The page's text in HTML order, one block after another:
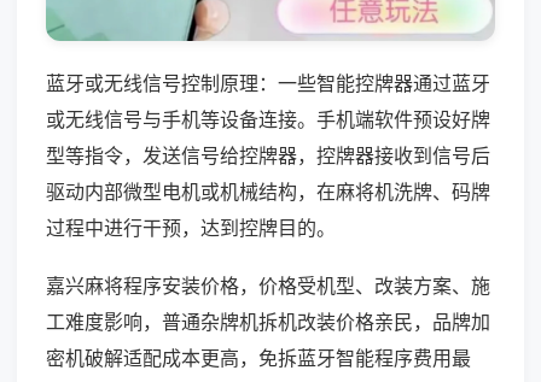
蓝牙或无线信号控制原理：一些智能控牌器通过蓝牙
或无线信号与手机等设备连接。手机端软件预设好牌
型等指令，发送信号给控牌器，控牌器接收到信号后
驱动内部微型电机或机械结构，在麻将机洗牌、码牌
过程中进行干预，达到控牌目的。
嘉兴麻将程序安装价格，价格受机型、改装方案、施
工难度影响，普通杂牌机拆机改装价格亲民，品牌加
密机破解适配成本更高，免拆蓝牙智能程序费用最